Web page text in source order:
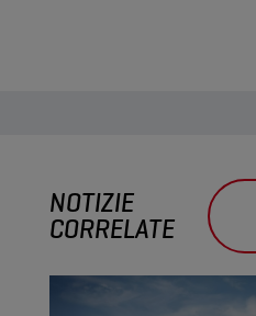
NOTIZIE
CORRELATE